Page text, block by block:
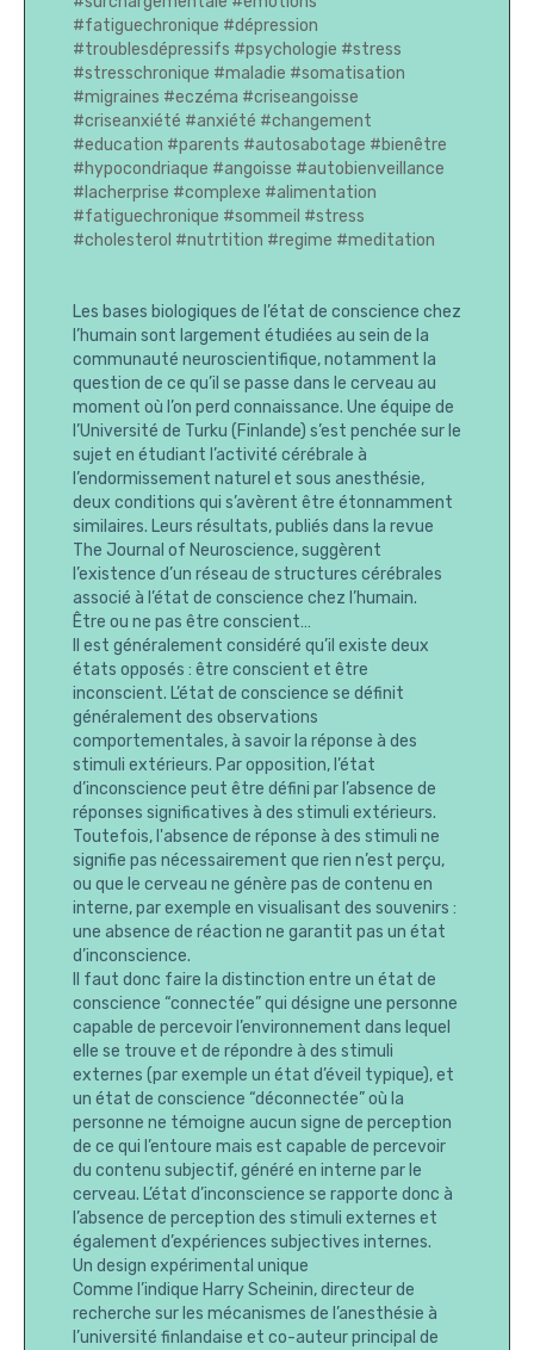
#fatiguechronique #dépression
#troublesdépressifs #psychologie #stress
#stresschronique #maladie #somatisation
#migraines #eczéma #criseangoisse
#criseanxiété #anxiété #changement
#education #parents #autosabotage #bienêtre
#hypocondriaque #angoisse #autobienveillance
#lacherprise #complexe #alimentation
#fatiguechronique #sommeil #stress
#cholesterol #nutrtition #regime #meditation
Les bases biologiques de l’état de conscience chez
l’humain sont largement étudiées au sein de la
communauté neuroscientifique, notamment la
question de ce qu’il se passe dans le cerveau au
moment où l’on perd connaissance. Une équipe de
l’Université de Turku (Finlande) s’est penchée sur le
sujet en étudiant l’activité cérébrale à
l’endormissement naturel et sous anesthésie,
deux conditions qui s’avèrent être étonnamment
similaires. Leurs résultats, publiés dans la revue
The Journal of Neuroscience, suggèrent
l’existence d’un réseau de structures cérébrales
associé à l’état de conscience chez l’humain.
Être ou ne pas être conscient…
Il est généralement considéré qu’il existe deux
états opposés : être conscient et être
inconscient. L’état de conscience se définit
généralement des observations
comportementales, à savoir la réponse à des
stimuli extérieurs. Par opposition, l’état
d’inconscience peut être défini par l’absence de
réponses significatives à des stimuli extérieurs.
Toutefois, l'absence de réponse à des stimuli ne
signifie pas nécessairement que rien n’est perçu,
ou que le cerveau ne génère pas de contenu en
interne, par exemple en visualisant des souvenirs :
une absence de réaction ne garantit pas un état
d’inconscience.
Il faut donc faire la distinction entre un état de
conscience “connectée” qui désigne une personne
capable de percevoir l’environnement dans lequel
elle se trouve et de répondre à des stimuli
externes (par exemple un état d’éveil typique), et
un état de conscience “déconnectée” où la
personne ne témoigne aucun signe de perception
de ce qui l’entoure mais est capable de percevoir
du contenu subjectif, généré en interne par le
cerveau. L’état d’inconscience se rapporte donc à
l’absence de perception des stimuli externes et
également d’expériences subjectives internes.
Un design expérimental unique
Comme l’indique Harry Scheinin, directeur de
recherche sur les mécanismes de l’anesthésie à
l’université finlandaise et co-auteur principal de